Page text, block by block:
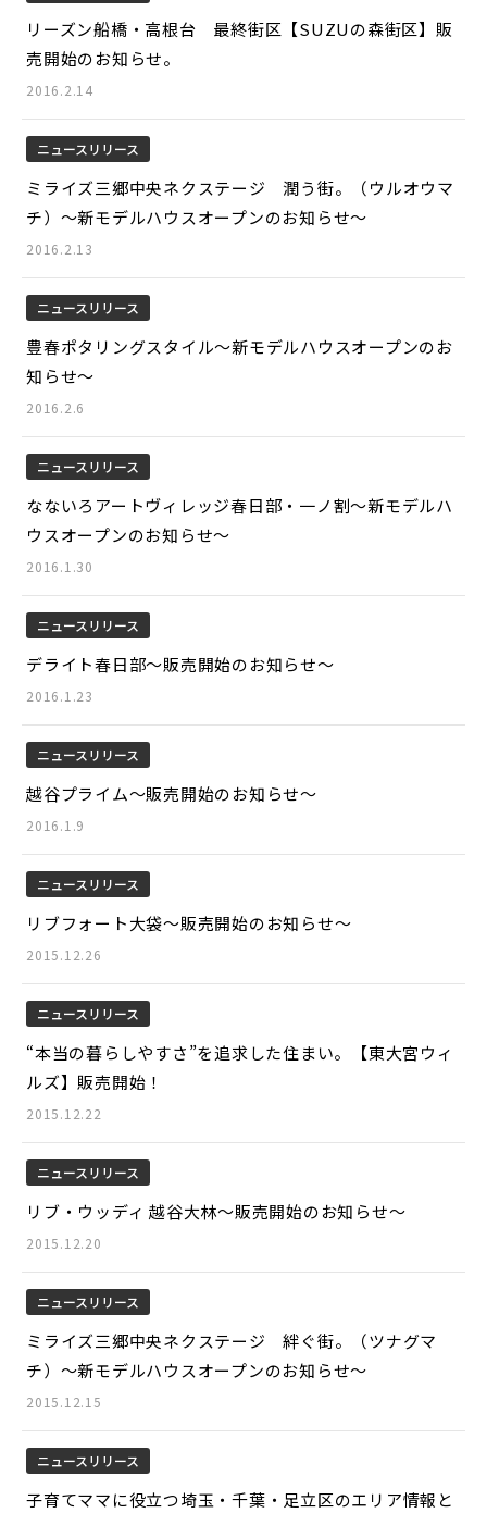
リーズン船橋・高根台 最終街区【SUZUの森街区】販
売開始のお知らせ。
2016.2.14
ニュースリリース
ミライズ三郷中央ネクステージ 潤う街。（ウルオウマ
チ）～新モデルハウスオープンのお知らせ～
2016.2.13
ニュースリリース
豊春ポタリングスタイル～新モデルハウスオープンのお
知らせ～
2016.2.6
ニュースリリース
なないろアートヴィレッジ春日部・一ノ割～新モデルハ
ウスオープンのお知らせ～
2016.1.30
ニュースリリース
デライト春日部～販売開始のお知らせ～
2016.1.23
ニュースリリース
越谷プライム～販売開始のお知らせ～
2016.1.9
ニュースリリース
リブフォート大袋～販売開始のお知らせ～
2015.12.26
ニュースリリース
“本当の暮らしやすさ”を追求した住まい。【東大宮ウィ
ルズ】販売開始！
2015.12.22
ニュースリリース
リブ・ウッディ 越谷大林～販売開始のお知らせ～
2015.12.20
ニュースリリース
ミライズ三郷中央ネクステージ 絆ぐ街。（ツナグマ
チ）～新モデルハウスオープンのお知らせ～
2015.12.15
ニュースリリース
子育てママに役立つ埼玉・千葉・足立区のエリア情報と